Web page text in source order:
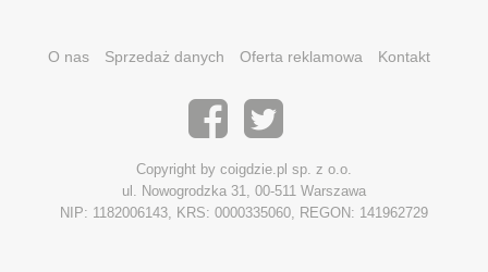
O nas Sprzedaż danych Oferta reklamowa Kontakt
Copyright by coigdzie.pl sp. z o.o.
ul. Nowogrodzka 31, 00-511 Warszawa
NIP: 1182006143, KRS: 0000335060, REGON: 141962729